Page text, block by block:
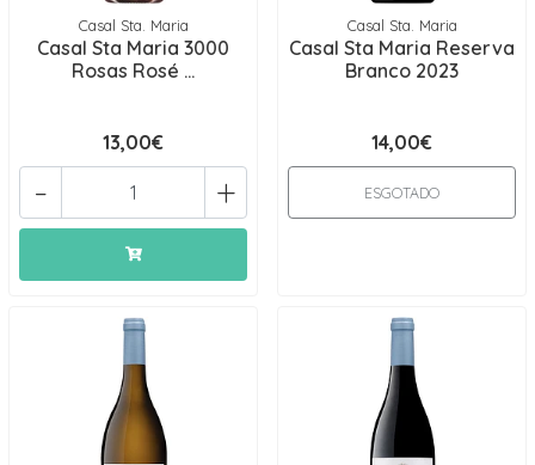
Casal Sta. Maria
Casal Sta Maria 3000
Rosas Rosé ...
13,00€
+
-
Casal Sta. Maria
Casal Sta Maria Reserva
Branco 2023
14,00€
ESGOTADO